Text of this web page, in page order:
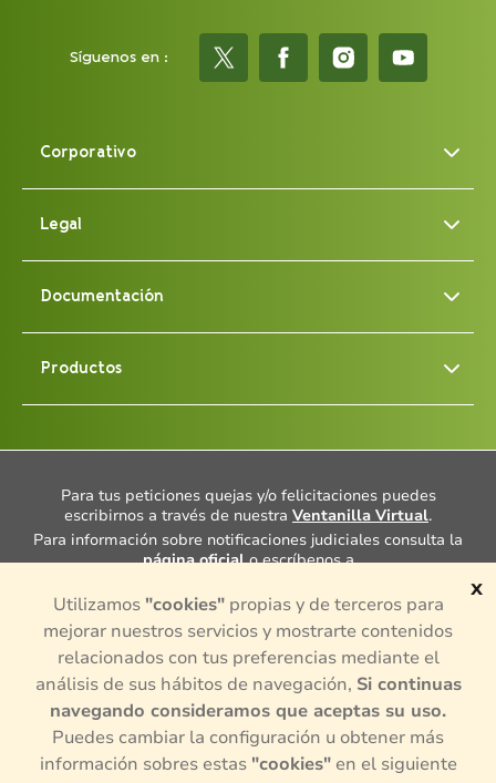
Síguenos en :
Corporativo
Legal
Documentación
Productos
Para tus peticiones quejas y/o felicitaciones puedes
escribirnos a través de nuestra Ventanilla Virtual.
Para información sobre notificaciones judiciales consulta la
página oficialo escríbenos a
Cuentas con un Defensor del Consumidor Financiero, Dra.
Ana María Giraldo Rincón, consulta más informaciónaquí
¿Tienes alguna queja o denuncia sobre actividades de
intermediación en el mercado de valores y divisas
colombiano? para presentar alguna queja puedes hacerlo en
página oficial,o si necesitas más información consúltala
aquí.
© 2024, Todos los derechos reservados por Porvenir S.A.
x
Utilizamos "cookies"propias y de terceros para
mejorar nuestros servicios y mostrarte contenidos
relacionados con tus preferencias mediante el
análisis de sus hábitos de navegación, Si continuas
navegando consideramos que aceptas su uso.
Puedes cambiar la configuración u obtener más
información sobres estas "cookies"en el siguiente